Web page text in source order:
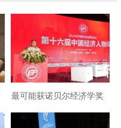
最可能获诺贝尔经济学奖
的理论巨献：率极均衡原